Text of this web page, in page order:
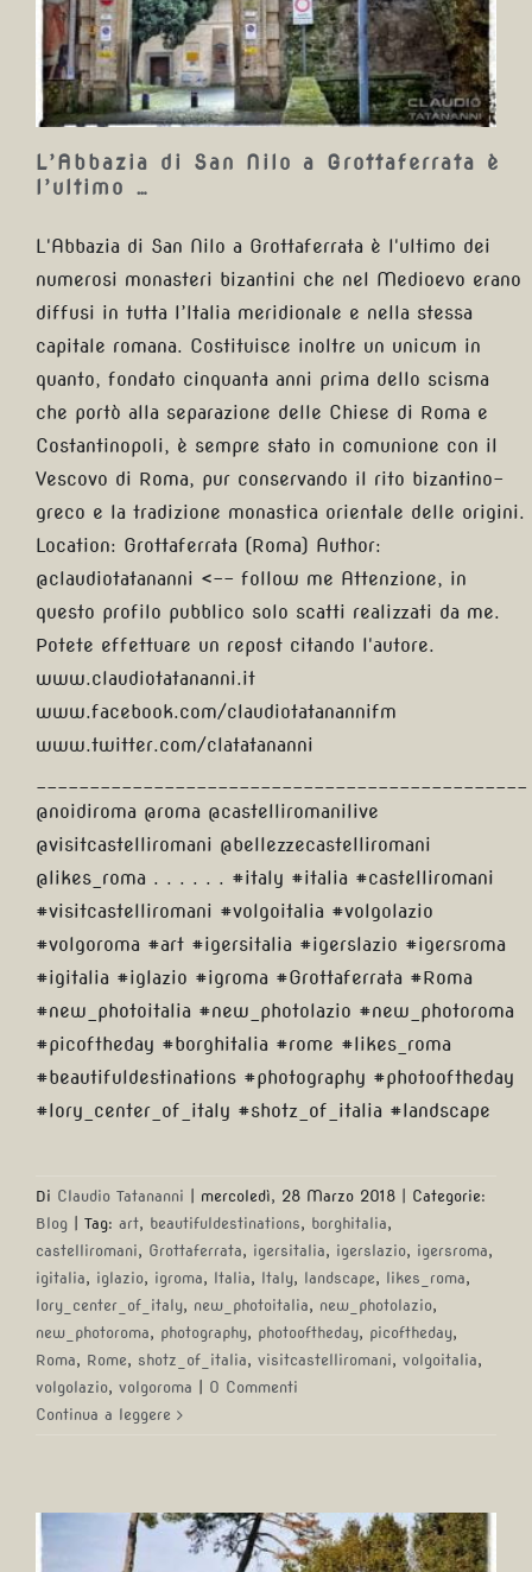
Grottaferrata è l’ultimo …
L’Abbazia di San Nilo a Grottaferrata è
l’ultimo …
L'Abbazia di San Nilo a Grottaferrata è l'ultimo dei
numerosi monasteri bizantini che nel Medioevo erano
diffusi in tutta l’Italia meridionale e nella stessa
capitale romana. Costituisce inoltre un unicum in
quanto, fondato cinquanta anni prima dello scisma
che portò alla separazione delle Chiese di Roma e
Costantinopoli, è sempre stato in comunione con il
Vescovo di Roma, pur conservando il rito bizantino-
greco e la tradizione monastica orientale delle origini.
Location: Grottaferrata (Roma) Author:
@claudiotatananni <-- follow me Attenzione, in
questo profilo pubblico solo scatti realizzati da me.
Potete effettuare un repost citando l'autore.
www.claudiotatananni.it
www.facebook.com/claudiotatanannifm
www.twitter.com/clatatananni
@noidiroma @roma @castelliromanilive
@visitcastelliromani @bellezzecastelliromani
@likes_roma . . . . . . #italy #italia #castelliromani
#visitcastelliromani #volgoitalia #volgolazio
#volgoroma #art #igersitalia #igerslazio #igersroma
#igitalia #iglazio #igroma #Grottaferrata #Roma
#new_photoitalia #new_photolazio #new_photoroma
#picoftheday #borghitalia #rome #likes_roma
#beautifuldestinations #photography #photooftheday
#lory_center_of_italy #shotz_of_italia #landscape
Di Claudio Tatananni mercoledì, 28 Marzo 2018
Categorie:
Blog
Tag: art, beautifuldestinations, borghitalia,
castelliromani, Grottaferrata, igersitalia, igerslazio, igersroma,
igitalia, iglazio, igroma, Italia, Italy, landscape, likes_roma,
lory_center_of_italy, new_photoitalia, new_photolazio,
new_photoroma, photography, photooftheday, picoftheday,
Roma, Rome, shotz_of_italia, visitcastelliromani, volgoitalia,
volgolazio, volgoroma
0 Commenti
Continua a leggere